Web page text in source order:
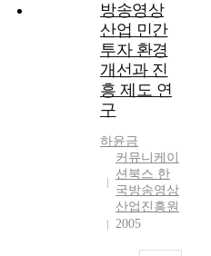
방송영상
산업 민간
투자 환경
개선과 진
흥 제도 연
구
하윤금
커뮤니케이
션북스 한
국방송영상
산업진흥원
2005